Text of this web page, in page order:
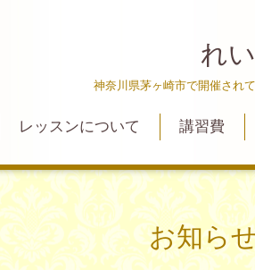
れ
神奈川県茅ヶ崎市で開催され
レッスンについて 講習費
お知ら